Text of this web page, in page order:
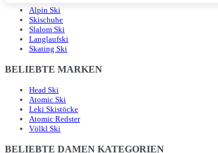
Alpin Ski
Skischuhe
Slalom Ski
Langlaufski
Skating Ski
BELIEBTE MARKEN
Head Ski
Atomic Ski
Leki Skistöcke
Atomic Redster
Völkl Ski
BELIEBTE DAMEN KATEGORIEN